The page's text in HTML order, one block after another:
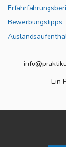
Bewerbungstipps
Ein